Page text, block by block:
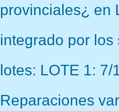
provinciales¿ en
integrado por los
lotes: LOTE 1: 7/
Reparaciones